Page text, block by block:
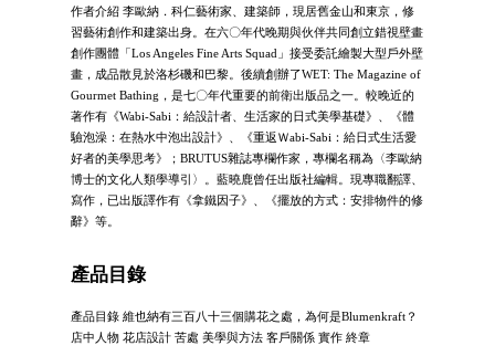
作者介紹 李歐納．科仁藝術家、建築師，現居舊金山和東京，修
習藝術創作和建築出身。在六〇年代晚期與伙伴共同創立錯視壁畫
創作團體「Los Angeles Fine Arts Squad」接受委託繪製大型戶外壁
畫，成品散見於洛杉磯和巴黎。後續創辦了WET: The Magazine of
Gourmet Bathing，是七〇年代重要的前衛出版品之一。較晚近的
著作有《Wabi-Sabi：給設計者、生活家的日式美學基礎》、《體
驗泡澡：在熱水中泡出設計》、《重返Ｗabi-Sabi：給日式生活愛
好者的美學思考》；BRUTUS雜誌專欄作家，專欄名稱為〈李歐納
博士的文化人類學導引〉。藍曉鹿曾任出版社編輯。現專職翻譯、
寫作，已出版譯作有《拿鐵因子》、《擺放的方式：安排物件的修
辭》等。
產品目錄
產品目錄 維也納有三百八十三個購花之處，為何是Blumenkraft？
店中人物 花店設計 苦處 美學與方法 客戶關係 實作 終章